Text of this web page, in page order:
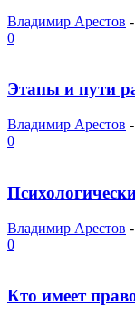
Владимир Арестов -
0
Этапы и пути
Владимир Арестов -
0
Владимир Арестов -
0
Кто имеет